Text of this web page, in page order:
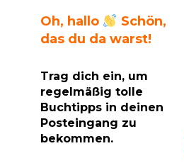
Oh, hallo
Schön,
das du da warst!
Trag dich ein, um
regelmäßig tolle
Buchtipps in deinen
Posteingang zu
bekommen.